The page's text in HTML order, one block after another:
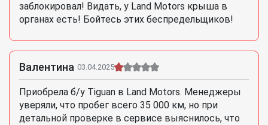
заблокировал! Видать, у Land Motors крыша в
органах есть! Бойтесь этих беспредельщиков!
Валентина 03.04.2025
Приобрела б/у Tiguan в Land Motors. Менеджеры
уверяли, что пробег всего 35 000 км, но при
детальной проверке в сервисе выяснилось, что